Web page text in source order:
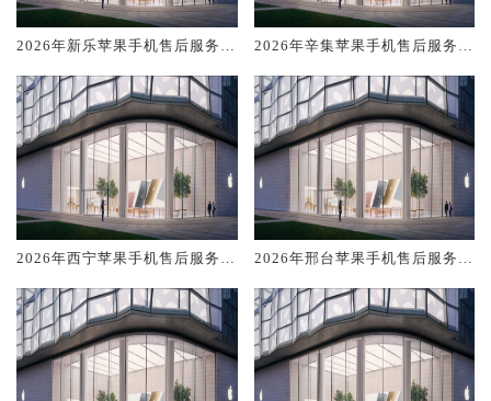
2026年新乐苹果手机售后服务维
排名对比知名
2026年辛集苹果手机售后服务维
排名对比知名
2026年西宁苹果手机售后服务维
排名对比知名
2026年邢台苹果手机售后服务维
排名对比知名